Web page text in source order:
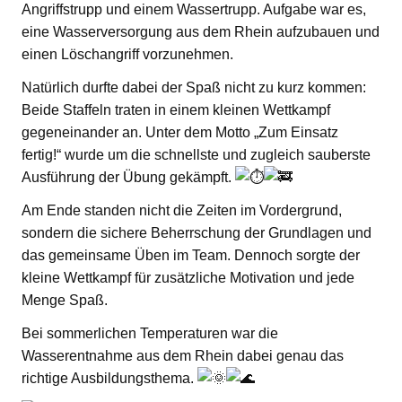
Angriffstrupp und einem Wassertrupp. Aufgabe war es,
eine Wasserversorgung aus dem Rhein aufzubauen und
einen Löschangriff vorzunehmen.
Natürlich durfte dabei der Spaß nicht zu kurz kommen:
Beide Staffeln traten in einem kleinen Wettkampf
gegeneinander an. Unter dem Motto „Zum Einsatz
fertig!“ wurde um die schnellste und zugleich sauberste
Ausführung der Übung gekämpft.
Am Ende standen nicht die Zeiten im Vordergrund,
sondern die sichere Beherrschung der Grundlagen und
das gemeinsame Üben im Team. Dennoch sorgte der
kleine Wettkampf für zusätzliche Motivation und jede
Menge Spaß.
Bei sommerlichen Temperaturen war die
Wasserentnahme aus dem Rhein dabei genau das
richtige Ausbildungsthema.